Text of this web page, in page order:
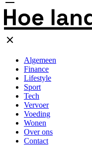
Algemeen
Finance
Lifestyle
Sport
Tech
Vervoer
Voeding
Wonen
Over ons
Contact